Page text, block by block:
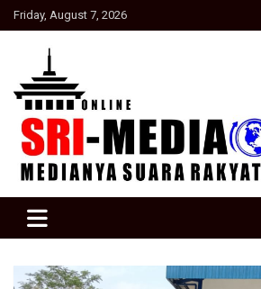
Skip
to
Friday, August 7, 2026
SRI Media news